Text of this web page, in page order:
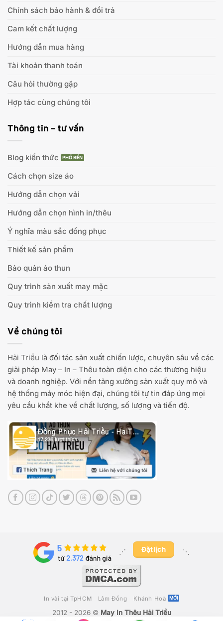
Chính sách bảo hành & đổi trả
Cam kết chất lượng
Hướng dẫn mua hàng
Tài khoản thanh toán
Câu hỏi thường gặp
Hợp tác cùng chúng tôi
Thông tin – tư vấn
Blog kiến thức
Cách chọn size áo
Hướng dẫn chọn vải
Hướng dẫn chọn hình in/thêu
Ý nghĩa màu sắc đồng phục
Thiết kế sản phẩm
Bảo quản áo thun
Quy trình sản xuất may mặc
Quy trình kiểm tra chất lượng
Về chúng tôi
Hải Triều là đối tác sản xuất chiến lược, chuyên sâu về các
giải pháp May – In – Thêu toàn diện cho các thương hiệu
và doanh nghiệp. Với nền tảng xưởng sản xuất quy mô và
hệ thống máy móc hiện đại, chúng tôi tự tin đáp ứng mọi
yêu cầu khắt khe về chất lượng, số lượng và tiến độ.
⋰ ​ Đặt lịch ⋱
In vải tại TpHCM Lâm Đồng Khánh Hoà
2012 - 2026 © May In Thêu Hải Triều